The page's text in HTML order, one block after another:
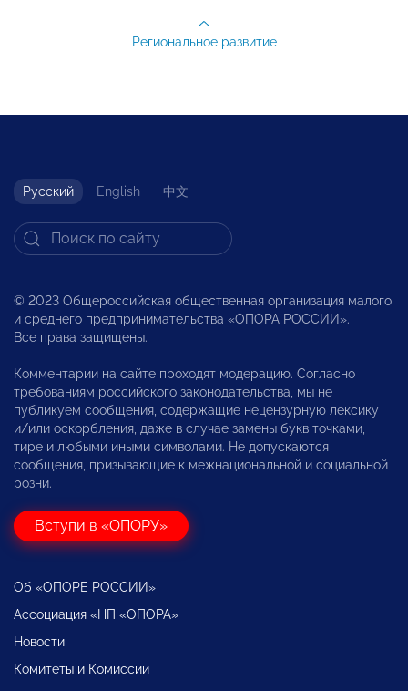
Региональное развитие
Русский English 中文
© 2023 Общероссийская общественная организация малого
и среднего предпринимательства «ОПОРА РОССИИ».
Все права защищены.
Комментарии на сайте проходят модерацию. Согласно
требованиям российского законодательства, мы не
публикуем сообщения, содержащие нецензурную лексику
и/или оскорбления, даже в случае замены букв точками,
тире и любыми иными символами. Не допускаются
сообщения, призывающие к межнациональной и социальной
розни.
Вступи в «ОПОРУ»
Об «ОПОРЕ РОССИИ»
Ассоциация «НП «ОПОРА»
Новости
Комитеты и Комиссии